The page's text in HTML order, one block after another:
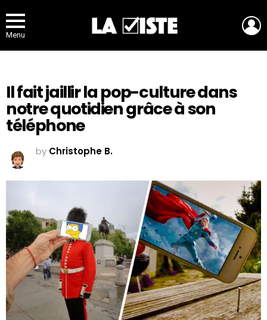
Menu
Il fait jaillir la pop-culture dans
notre quotidien grâce à son
téléphone
by Christophe B.